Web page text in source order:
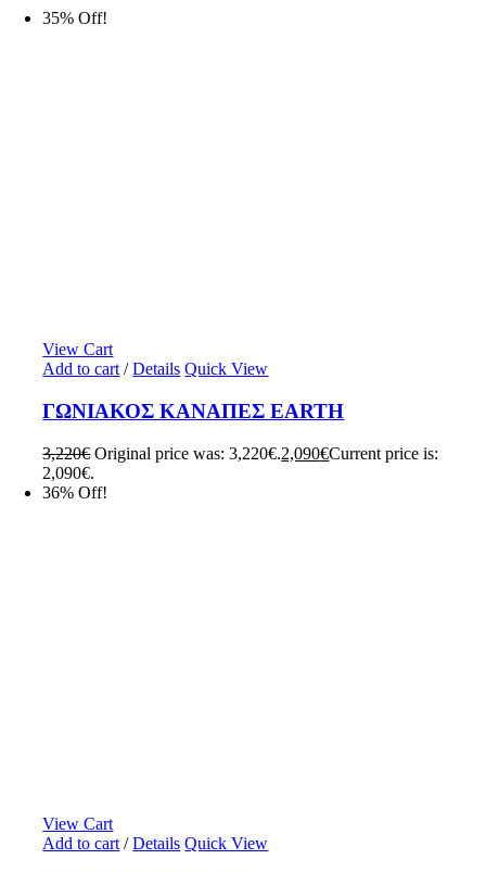
35% Off!
View Cart
Add to cart / Details Quick View
ΓΩΝΙΑΚΟΣ ΚΑΝΑΠΕΣ EARTH
3,220€ Original price was: 3,220€.2,090€Current price is:
2,090€.
36% Off!
View Cart
Add to cart / Details Quick View